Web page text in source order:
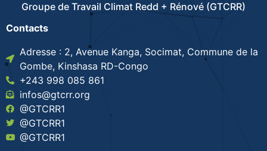
Groupe de Travail Climat Redd + Rénové (GTCRR)
Contacts
Adresse : 2, Avenue Kanga, Socimat, Commune de la
Gombe, Kinshasa RD-Congo
+243 998 085 861
infos@gtcrr.org
@GTCRR1
@GTCRR1
@GTCRR1